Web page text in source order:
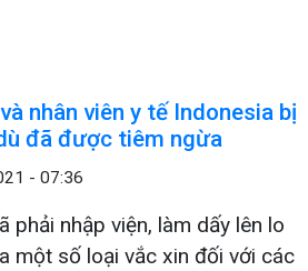
nhân viên y tế Indonesia bị
đã được tiêm ngừa
- 07:36
phải nhập viện, làm dấy lên lo
một số loại vắc xin đối với các